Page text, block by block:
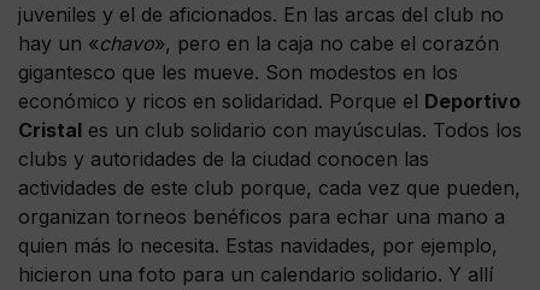
juveniles y el de aficionados. En las arcas del club no
hay un «chavo», pero en la caja no cabe el corazón
gigantesco que les mueve. Son modestos en los
económico y ricos en solidaridad. Porque el Deportivo
Cristal es un club solidario con mayúsculas. Todos los
clubs y autoridades de la ciudad conocen las
actividades de este club porque, cada vez que pueden,
organizan torneos benéficos para echar una mano a
quien más lo necesita. Estas navidades, por ejemplo,
hicieron una foto para un calendario solidario. Y allí